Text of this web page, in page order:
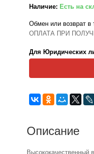
Наличие: Есть на
Обмен или возврат в
ОПЛАТА ПРИ
Для Юридических
Описание
Высококачественный